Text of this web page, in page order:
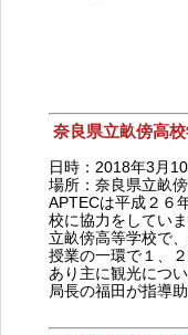
奈良県立畝傍高
日時：2018年3月10
場所：奈良県立畝
APTECは平成２６
校に協力をしてい
立畝傍高等学校で
授業の一環で１、
あり主に観光につ
局長の福田が指導